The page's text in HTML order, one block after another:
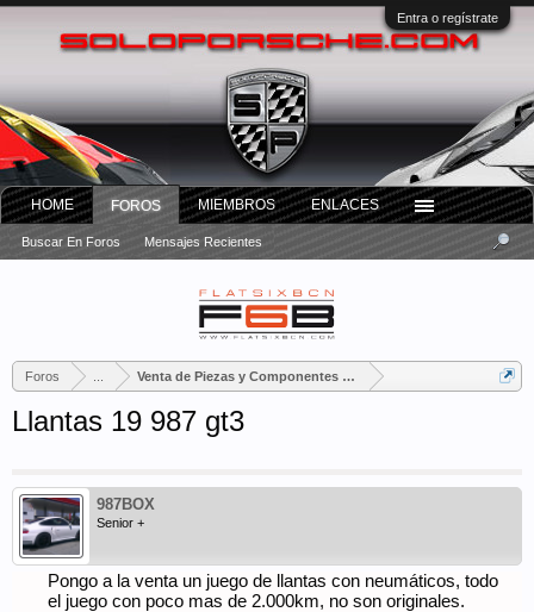
Entra o regístrate
Foros Venta de Piezas y Componentes Porsche
Llantas 19 987 gt3
987BOX
Senior +
Pongo a la venta un juego de llantas con neumáticos, todo
el juego con poco mas de 2.000km, no son originales.
HOME FOROS
Buscar En Foros Mensajes Recientes
MIEMBROS ENLACES